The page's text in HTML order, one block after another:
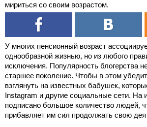
мириться со своим возрастом.
У многих пенсионный возраст
однообразной жизнью, но из любого
исключения. Популярность блогерства
старшее поколение. Чтобы в этом
взглянуть на известных бабушек,
Instagram и другие социальные сети. На
подписано большое количество людей,
прибавляет им сил продолжать свою